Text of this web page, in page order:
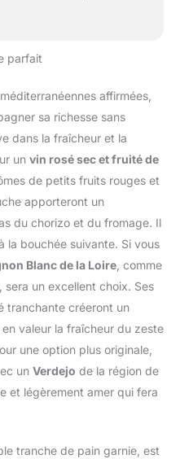
parfait
affirmées,
sa richesse sans
dans la fraîcheur et la
un vin rosé sec et fruité de
de petits fruits rouges et
apporteront un
du chorizo et du fromage. Il
la bouchée suivante. Si vous
Blanc de la Loire , comme
sera un excellent choix. Ses
tranchante créeront un
valeur la fraîcheur du zeste
une option plus originale,
un Verdejo de la région de
et légèrement amer qui fera
tranche de pain garnie, est